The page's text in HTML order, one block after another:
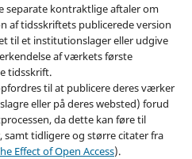
separate kontraktlige aftaler om
af tidsskriftets publicerede version
til et institutionslager eller udgive
af værkets første
tidsskrift.
til at publicere deres værker
eller på deres websted) forud
da dette kan føre til
tidligere og større citater fra
Effect of Open Access).